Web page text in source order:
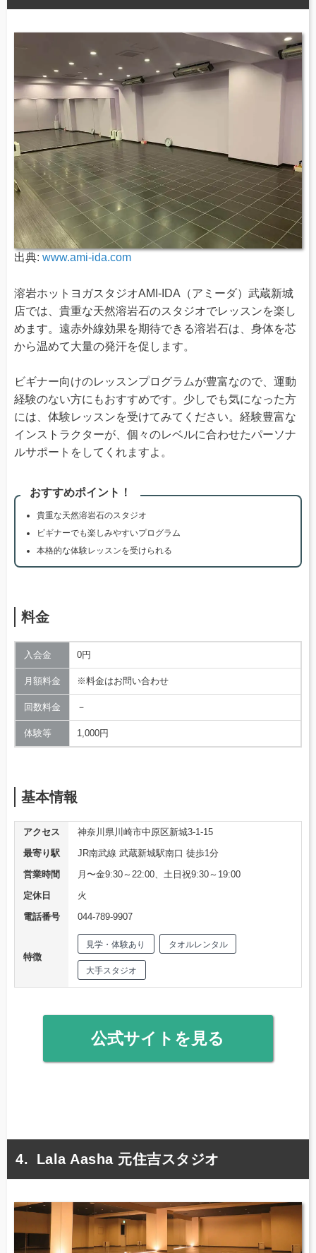
出典: www.ami-ida.com
溶岩ホットヨガスタジオAMI-IDA（アミーダ）武蔵新城
店では、貴重な天然溶岩石のスタジオでレッスンを楽し
めます。遠赤外線効果を期待できる溶岩石は、身体を芯
から温めて大量の発汗を促します。
ビギナー向けのレッスンプログラムが豊富なので、運動
経験のない方にもおすすめです。少しでも気になった方
には、体験レッスンを受けてみてください。経験豊富な
インストラクターが、個々のレベルに合わせたパーソナ
ルサポートをしてくれますよ。
おすすめポイント！
貴重な天然溶岩石のスタジオ
ビギナーでも楽しみやすいプログラム
本格的な体験レッスンを受けられる
料金
入会金 0円
月額料金 ※料金はお問い合わせ
回数料金 －
体験等 1,000円
基本情報
アクセス
神奈川県川崎市中原区新城3-1-15
最寄り駅
JR南武線 武蔵新城駅南口 徒歩1分
営業時間
月〜金9:30～22:00、土日祝9:30～19:00
定休日
火
電話番号
044-789-9907
特徴
見学・体験あり タオルレンタル
大手スタジオ
公式サイトを見る
Lala Aasha 元住吉スタジオ